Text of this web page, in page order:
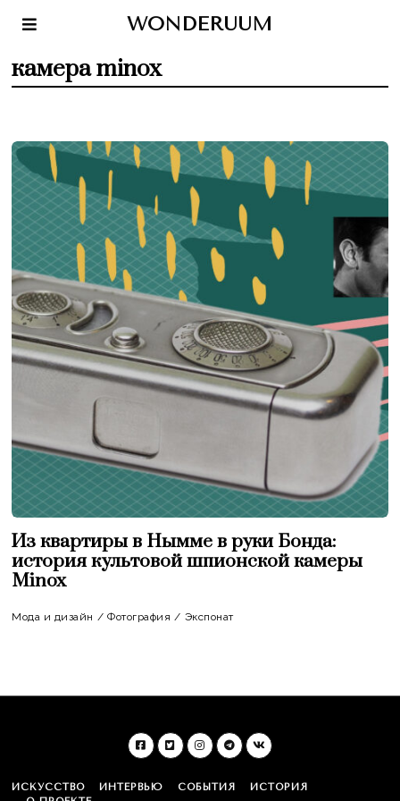
WONDERUUM
камера minox
Из квартиры в Нымме в руки Бонда:
история культовой шпионской камеры
Minox
Мода и дизайн / Фотография / Экспонат
ИСКУССТВО ИНТЕРВЬЮ СОБЫТИЯ
ИСТОРИЯ